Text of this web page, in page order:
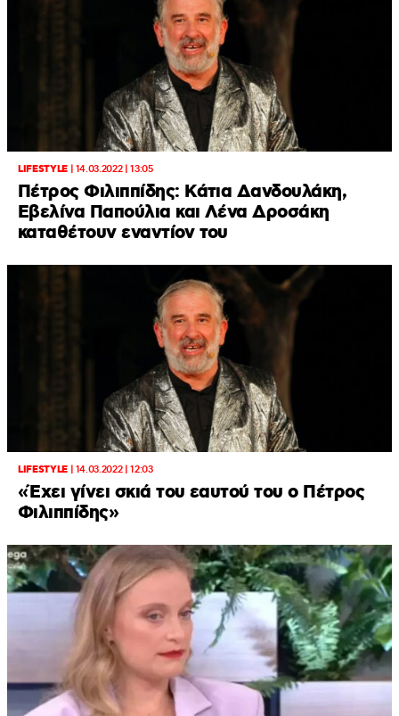
LIFESTYLE| 14.03.2022 | 13:05
Πέτρος Φιλιππίδης: Κάτια Δανδουλάκη,
Εβελίνα Παπούλια και Λένα Δροσάκη
καταθέτουν εναντίον του
LIFESTYLE| 14.03.2022 | 12:03
«Έχει γίνει σκιά του εαυτού του ο Πέτρος
Φιλιππίδης»